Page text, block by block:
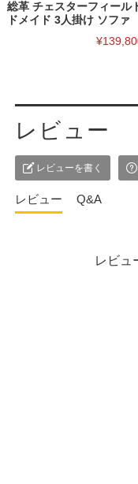
総革 チェスターフィール
ドメイド 3人掛け ソファ
レビュー
レビューを書く
レビュー Q&A
レビュ